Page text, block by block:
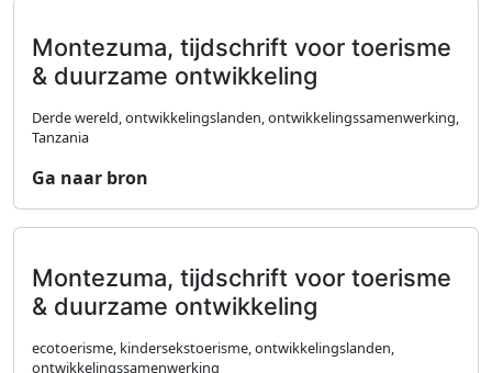
Montezuma, tijdschrift voor toerisme
& duurzame ontwikkeling
Derde wereld, ontwikkelingslanden, ontwikkelingssamenwerking,
Tanzania
Ga naar bron
Montezuma, tijdschrift voor toerisme
& duurzame ontwikkeling
ecotoerisme, kindersekstoerisme, ontwikkelingslanden,
ontwikkelingssamenwerking